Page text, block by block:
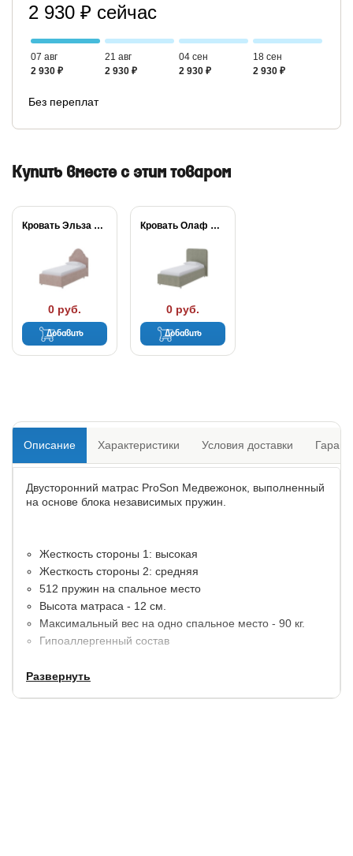
2 930 ₽ сейчас
07 авг
2 930 ₽
21 авг
2 930 ₽
04 сен
2 930 ₽
18 сен
2 930 ₽
Без переплат
Купить вместе с этим товаром
Кровать Эльза ProSon
0 руб.
Добавить
Кровать Олаф ProSon
0 руб.
Добавить
Описание Характеристики Условия доставки
Двусторонний матрас ProSon Медвежонок, выполненный
на основе блока независимых пружин.
Жесткость стороны 1: высокая
Жесткость стороны 2: средняя
512 пружин на спальное место
Высота матраса - 12 см.
Максимальный вес на одно спальное место - 90 кг.
Гипоаллергенный состав
Идеально подойдет для детских и подрастковых
кроватей.
Развернуть